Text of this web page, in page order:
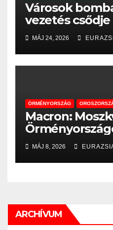
Városok
vezetés csődje
MÁJ 24, 2026
ÖRMÉNYORSZÁG
Macron:
MÁJ 8, 2026
ARCHÍVUM